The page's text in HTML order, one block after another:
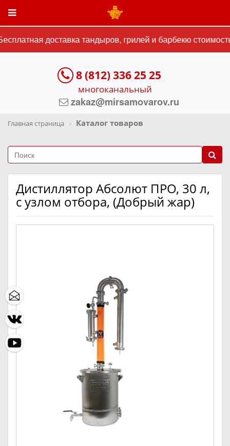
доставка тандыров, грилей и барбекю
8 (812) 336 25 25
многоканальный
zakaz@mirsamovarov.ru
Главная страница Каталог товаров
Дистиллятор Абсолют ПРО, 30 л,
с узлом отбора, (Добрый жар)